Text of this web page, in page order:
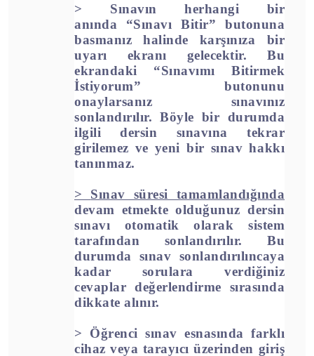
> Sınavın herhangi bir
anında “Sınavı Bitir” butonuna
basmanız halinde karşınıza bir
uyarı ekranı gelecektir. Bu
ekrandaki “Sınavımı Bitirmek
İstiyorum” butonunu
onaylarsanız sınavınız
sonlandırılır.Böyle bir durumda
ilgili dersin sınavına tekrar
girilemez ve yeni bir sınav hakkı
tanınmaz.
> Sınav süresi tamamlandığında
devam etmekte olduğunuz dersin
sınavı otomatik olarak sistem
tarafından sonlandırılır. Bu
durumda sınav sonlandırılıncaya
kadar sorulara verdiğiniz
cevaplar değerlendirme sırasında
dikkate alınır.
> Öğrenci sınav esnasında farklı
cihaz veya tarayıcı üzerinden giriş